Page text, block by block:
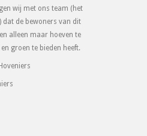
wij met ons team (het
dat de bewoners van dit
alleen maar hoeven te
groen te bieden heeft.